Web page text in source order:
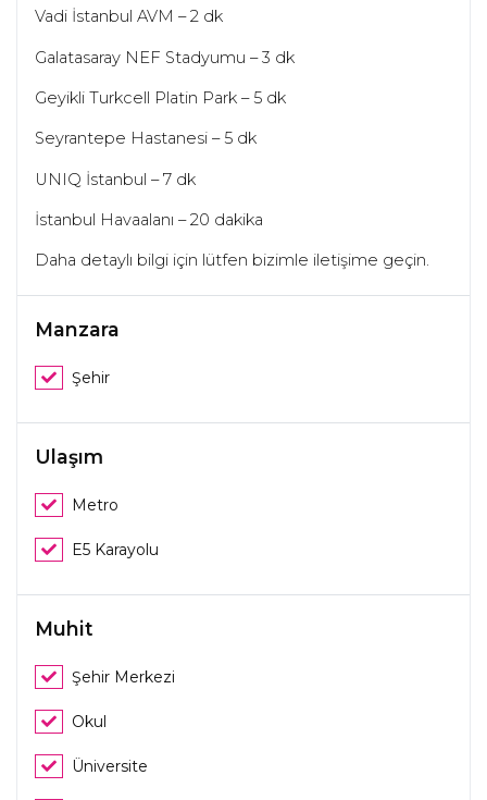
Vadi İstanbul AVM – 2 dk
Galatasaray NEF Stadyumu – 3 dk
Geyikli Turkcell Platin Park – 5 dk
Seyrantepe Hastanesi – 5 dk
UNIQ İstanbul – 7 dk
İstanbul Havaalanı – 20 dakika
Daha detaylı bilgi için lütfen bizimle iletişime geçin.
Manzara
Şehir
Ulaşım
Metro
E5 Karayolu
Muhit
Şehir Merkezi
Okul
Üniversite